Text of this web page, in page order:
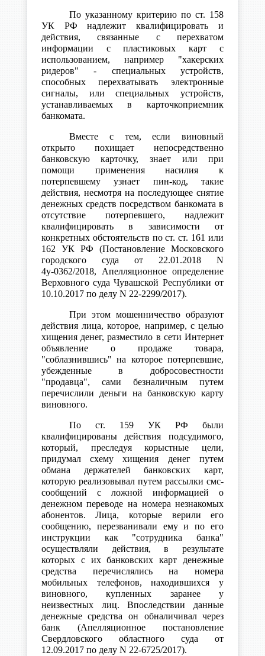
По указанному критерию по ст. 158
УК РФ надлежит квалифицировать и
действия, связанные с перехватом
информации с пластиковых карт с
использованием, например "хакерских
ридеров" - специальных устройств,
способных перехватывать электронные
сигналы, или специальных устройств,
устанавливаемых в карточкоприемник
банкомата.
Вместе с тем, если виновный
открыто похищает непосредственно
банковскую карточку, знает или при
помощи применения насилия к
потерпевшему узнает пин-код, такие
действия, несмотря на последующее снятие
денежных средств посредством банкомата в
отсутствие потерпевшего, надлежит
квалифицировать в зависимости от
конкретных обстоятельств по ст. ст. 161 или
162 УК РФ (Постановление Московского
городского суда от 22.01.2018 N
4у-0362/2018, Апелляционное определение
Верховного суда Чувашской Республики от
10.10.2017 по делу N 22-2299/2017).
При этом мошенничество образуют
действия лица, которое, например, с целью
хищения денег, разместило в сети Интернет
объявление о продаже товара,
"соблазнившись" на которое потерпевшие,
убежденные в добросовестности
"продавца", сами безналичным путем
перечислили деньги на банковскую карту
виновного.
По ст. 159 УК РФ были
квалифицированы действия подсудимого,
который, преследуя корыстные цели,
придумал схему хищения денег путем
обмана держателей банковских карт,
которую реализовывал путем рассылки смс-
сообщений с ложной информацией о
денежном переводе на номера незнакомых
абонентов. Лица, которые верили его
сообщению, перезванивали ему и по его
инструкции как "сотрудника банка"
осуществляли действия, в результате
которых с их банковских карт денежные
средства перечислялись на номера
мобильных телефонов, находившихся у
виновного, купленных заранее у
неизвестных лиц. Впоследствии данные
денежные средства он обналичивал через
банк (Апелляционное постановление
Свердловского областного суда от
12.09.2017 по делу N 22-6725/2017).